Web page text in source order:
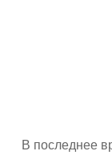
В последнее